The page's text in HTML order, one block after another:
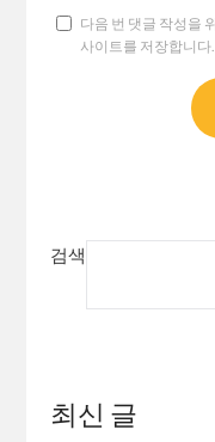
다음 번 댓글 작성을
사이트를 저장합니다.
검색
최신 글